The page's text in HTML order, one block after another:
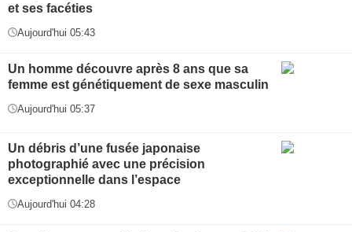
et ses facéties
Aujourd'hui 05:43
Un homme découvre après 8 ans que sa
femme est génétiquement de sexe masculin
Aujourd'hui 05:37
Un débris d’une fusée japonaise
photographié avec une précision
exceptionnelle dans l’espace
Aujourd'hui 04:28